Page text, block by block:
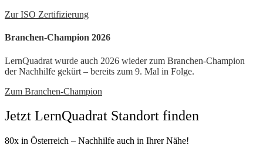
Zur ISO Zertifizierung
Branchen-Champion 2026
LernQuadrat wurde auch 2026 wieder zum Branchen-Champion
der Nachhilfe gekürt – bereits zum 9. Mal in Folge.
Zum Branchen-Champion
Jetzt LernQuadrat Standort finden
80x in Österreich – Nachhilfe auch in Ihrer Nähe!